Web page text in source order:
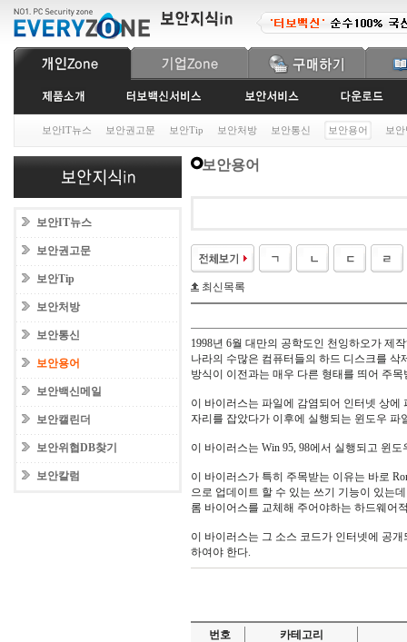
보안IT뉴스 보안권고문 보안Tip 보안처방 보안통신 보안용어 보
보안IT뉴스
보안권고문
보안Tip
보안처방
보안통신
보안용어
보안백신메일
보안캘린더
보안위협DB찾기
보안칼럼
보안용어
최신목록
1998년 6월 대만의 공학도인 천잉하오가 제
나라의 수많은 컴퓨터들의 하드 디스크를
방식이 이전과는 매우 다른 형태를 띄어 주목
이 바이러스는 파일에 감염되어 인터넷 상
자리를 잡았다가 이후에 실행되는 윈도우 파
이 바이러스는 Win 95, 98에서 실행되고 윈
이 바이러스가 특히 주목받는 이유는 바로
으로 업데이트 할 수 있는 쓰기 기능이 있는
롬 바이어스를 교체해 주어야하는 하드웨어
이 바이러스는 그 소스 코드가 인터넷에 공
하여야 한다.
번호
카테고리